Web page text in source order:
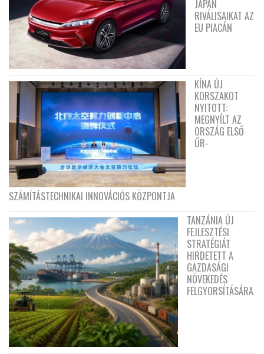
JAPÁN
RIVÁLISAIKAT AZ
EU PIACÁN
KÍNA ÚJ
KORSZAKOT
NYITOTT:
MEGNYÍLT AZ
ORSZÁG ELSŐ
ŰR-
SZÁMÍTÁSTECHNIKAI INNOVÁCIÓS KÖZPONTJA
TANZÁNIA ÚJ
FEJLESZTÉSI
STRATÉGIÁT
HIRDETETT A
GAZDASÁGI
NÖVEKEDÉS
FELGYORSÍTÁSÁRA